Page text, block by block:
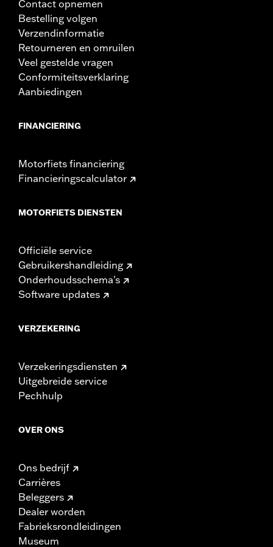
Contact opnemen
Bestelling volgen
Verzendinformatie
Retourneren en omruilen
Veel gestelde vragen
Conformiteitsverklaring
Aanbiedingen
FINANCIERING
Motorfiets financiering
Financieringscalculator
MOTORFIETS DIENSTEN
Officiële service
Gebruikershandleiding
Onderhoudsschema's
Software updates
VERZEKERING
Verzekeringsdiensten
Uitgebreide service
Pechhulp
OVER ONS
Ons bedrijf
Carrières
Beleggers
Dealer worden
Fabrieksrondleidingen
Museum